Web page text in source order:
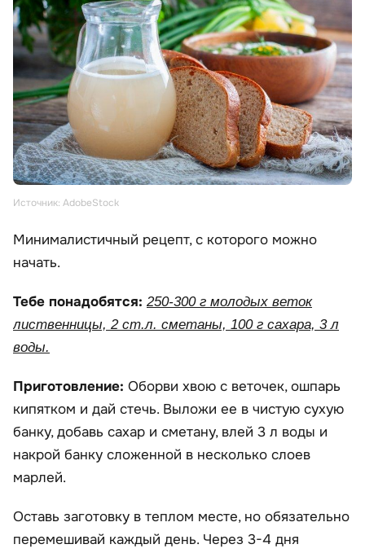
Источник: AdobeStock
Минималистичный рецепт, с которого можно
начать.
Тебе понадобятся: 250-300 г молодых веток
лиственницы, 2 ст.л. сметаны, 100 г сахара, 3 л
воды.
Приготовление: Оборви хвою с веточек, ошпарь
кипятком и дай стечь. Выложи ее в чистую сухую
банку, добавь сахар и сметану, влей 3 л воды и
накрой банку сложенной в несколько слоев
марлей.
Оставь заготовку в теплом месте, но обязательно
перемешивай каждый день. Через 3-4 дня